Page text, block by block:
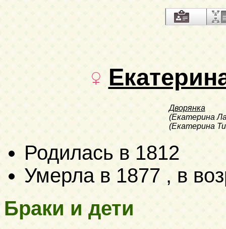
Дворянка
(Екатерина
(Екатерина
Родилась в 1812
Умерла в 1877 , в
Браки и дети